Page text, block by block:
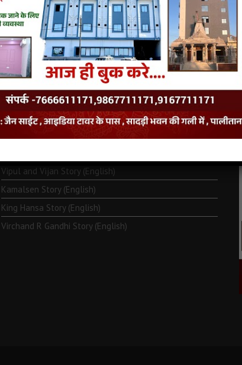
LATEST JAINISM
The Jain Monk and his Saka saviours (English)
Monk Metarya (English)
Vipul and Vijan Story (English)
Kamalsen Story (English)
King Hansa Story (English)
Virchand R Gandhi Story (English)